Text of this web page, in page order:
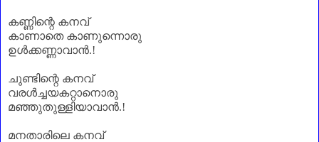
കണ്ണിന്റെ കനവ്
കാണാതെ കാണുന്നൊരു
ഉൾക്കണ്ണാവാൻ.!
ചുണ്ടിന്റെ കനവ്
വരൾച്ചയകറ്റാനൊരു
മഞ്ഞുതുള്ളിയാവാൻ.!
മനതാരിലെ കനവ്